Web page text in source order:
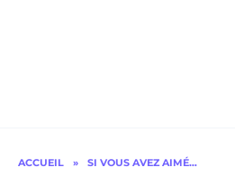
ACCUEIL » SI VOUS AVEZ AIMÉ…